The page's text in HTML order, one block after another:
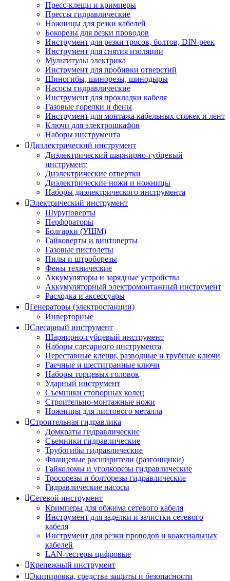
Пресс-клещи и кримперы
Прессы гидравлические
Ножницы для резки кабелей
Бокорезы для резки проводов
Инструмент для резки тросов, болтов, DIN-реек
Инструмент для снятия изоляции
Мультитулы электрика
Инструмент для пробивки отверстий
Шиногибы, шинорезы, шинодыры
Насосы гидравлические
Инструмент для прокладки кабеля
Газовые горелки и фены
Инструмент для монтажа кабельных стяжек и лент
Ключи для электрошкафов
Наборы инструмента
Диэлектрический инструмент
Диэлектрический шарнирно-губцевый
инструмент
Диэлектрические отвертки
Диэлектрические ножи и ножницы
Наборы диэлектрического инструмента
Электрический инструмент
Шуруповерты
Перфораторы
Болгарки (УШМ)
Гайковерты и винтоверты
Газовые пистолеты
Пилы и штроборезы
Фены технические
Аккумуляторы и зарядные устройства
Аккумуляторный электромонтажный инструмент
Расходка и аксессуары
Генераторы (электростанции)
Инверторные
Слесарный инструмент
Шарнирно-губцевый инструмент
Наборы слесарного инструмента
Переставные клещи, разводные и трубные ключи
Гаечные и шестигранные ключи
Наборы торцевых головок
Ударный инструмент
Съемники стопорных колец
Строительно-монтажные ножи
Ножницы для листового металла
Строительная гидравлика
Домкраты гидравлические
Съемники гидравлические
Трубогибы гидравлические
Фланцевые расширители (разгонщики)
Гайколомы и уголкорезы гидравлические
Тросорезы и болторезы гидравлические
Гидравлические насосы
Сетевой инструмент
Кримперы для обжима сетевого кабеля
Инструмент для заделки и зачистки сетевого
кабеля
Инструмент для резки проводов и коаксиальных
кабелей
LAN-тестеры цифровые
Крепежный инструмент
Экипировка, средства защиты и безопасности